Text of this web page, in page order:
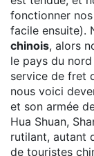
fonctionner
facile ensuite).
chinois, alors
le pays du
service de fret
nous voici
et son armée
Hua Shuan,
rutilant, autant
de touristes